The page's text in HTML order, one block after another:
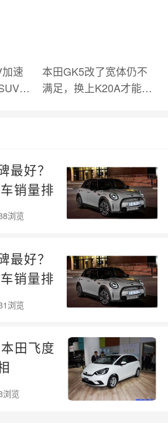
速
之
本田GK5改了宽体仍不
满足，换上K20A才能叫
最好？
销量排
浏览
最好？
销量排
浏览
田飞度
浏览